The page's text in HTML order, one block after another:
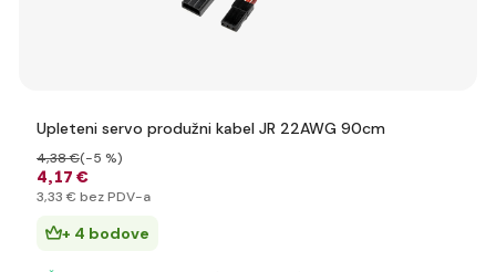
Upleteni servo produžni kabel JR 22AWG 90cm
4,17 €
4,38 €(-5 %)
3,33 € bez PDV-a
+ 4 bodove